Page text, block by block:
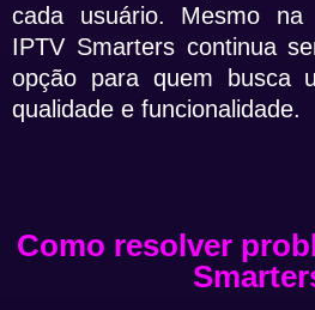
cada usuário. Mesmo
IPTV Smarters continua
opção para quem busca
qualidade e funcionalidade.
Como resolver